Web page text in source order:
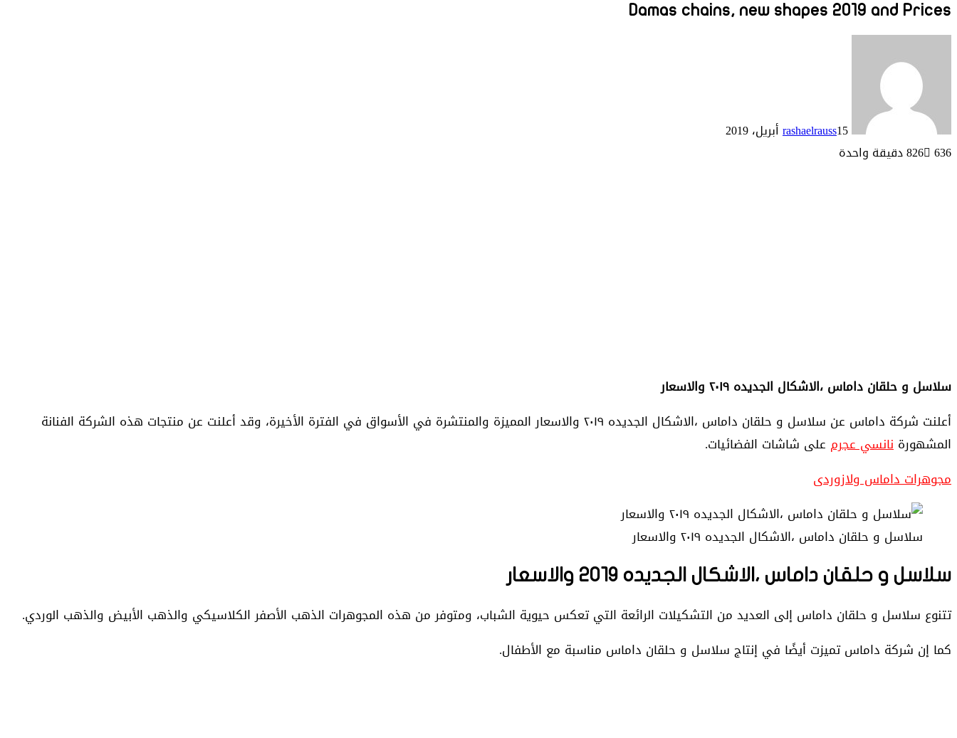
Damas chains, new shapes 2019 and Prices
rashaelrauss15 أبريل، 2019
826 636 دقيقة واحدة
سلاسل و حلقان داماس ،الاشكال الجديده ٢٠١٩ والاسعار
أعلنت شركة داماس عن سلاسل و حلقان داماس ،الاشكال الجديده ٢٠١٩ والاسعار المميزة والمنتشرة في الأسواق في الفترة الأخيرة، وقد أعلنت عن منتجات هذه الشركة الفنانة
المشهورة نانسي عجرم على شاشات الفضائيات.
مجوهرات داماس ولازوردى
سلاسل و حلقان داماس ،الاشكال الجديده ٢٠١٩ والاسعار
سلاسل و حلقان داماس ،الاشكال الجديده ٢٠١٩ والاسعار
تتنوع سلاسل و حلقان داماس إلى العديد من التشكيلات الرائعة التي تعكس حيوية الشباب، ومتوفر من هذه المجوهرات الذهب الأصفر الكلاسيكي والذهب الأبيض والذهب الوردي.
كما إن شركة داماس تميزت أيضًا في إنتاج سلاسل و حلقان داماس مناسبة مع الأطفال.